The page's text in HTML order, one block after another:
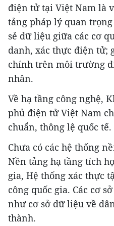
điện tử tại Việt Nam là
tảng pháp lý quan
sẻ dữ liệu giữa các cơ
danh, xác thực điện tử;
chính trên môi trường
nhân.
Về hạ tầng công nghệ,
phủ điện tử Việt Nam
chuẩn, thông lệ quốc tế.
Chưa có các hệ thống
Nền tảng hạ tầng tích
gia, Hệ thống xác thực
công quốc gia. Các cơ
như cơ sở dữ liệu về
thành.